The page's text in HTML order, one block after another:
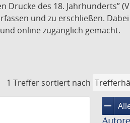
des 18. Jahrhunderts”
und zu erschließen.
online zugänglich gemacht.
1 Treffer sortiert nach
remove